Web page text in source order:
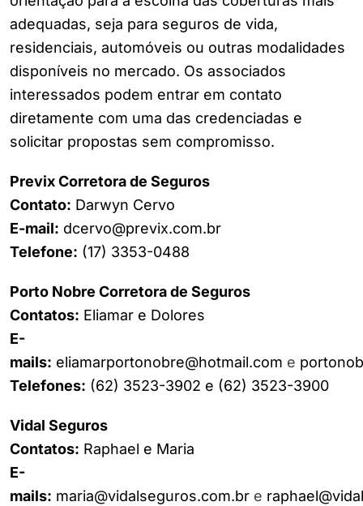
adequadas, seja para seguros de vida,
residenciais, automóveis ou outras modalidades
disponíveis no mercado. Os associados
interessados podem entrar em contato
diretamente com uma das credenciadas e
solicitar propostas sem compromisso.
Previx Corretora de Seguros
Contato: Darwyn Cervo
E-mail: dcervo@previx.com.br
Telefone: (17) 3353-0488
Porto Nobre Corretora de Seguros
Contatos: Eliamar e Dolores
E-
mails: eliamarportonobre@hotmail.com e
Telefones: (62) 3523-3902 e (62) 3523-3900
Vidal Seguros
Contatos: Raphael e Maria
E-
mails: maria@vidalseguros.com.br e